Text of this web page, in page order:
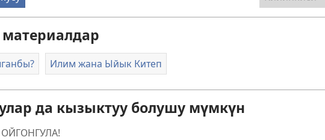
Илим жана Ыйык Китеп
да кызыктуу болушу мүмкүн
ОЙГОНГУЛА!